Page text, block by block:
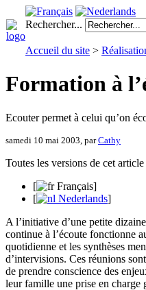
Rechercher...
Accueil du site >
Formation à
Ecouter permet à celui qu’on
samedi 10 mai 2003, parCathy
Toutes les versions de cet article
[
Français]
[
Nederlands]
A l’initiative d’une petite
continue à l’écoute fonctionne
quotidienne et les synthèses
d’intervisions. Ces réunions
de prendre conscience des
leur famille une prise en charge